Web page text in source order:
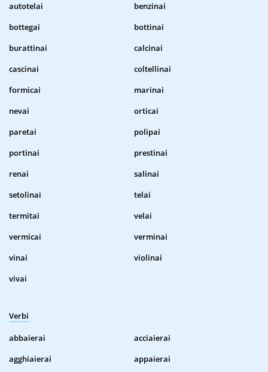
autotelai
benzinai
bottegai
bottinai
burattinai
calcinai
cascinai
coltellinai
formicai
marinai
nevai
orticai
paretai
polipai
portinai
prestinai
renai
salinai
setolinai
telai
termitai
velai
vermicai
verminai
vinai
violinai
vivai
Verbi
abbaierai
acciaierai
agghiaierai
appaierai